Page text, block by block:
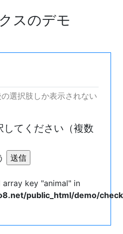
スのデモ
選択肢しか表示されない
てください（複数
array key "animal" in
public_html/demo/